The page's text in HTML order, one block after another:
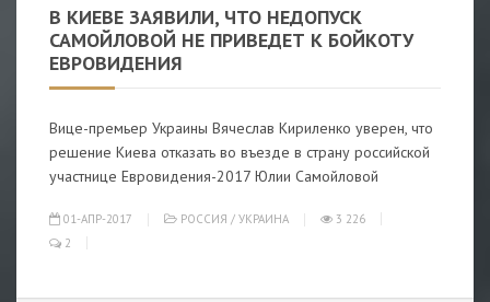
В КИЕВЕ ЗАЯВИЛИ, ЧТО НЕДОПУСК
САМОЙЛОВОЙ НЕ ПРИВЕДЕТ К БОЙКОТУ
ЕВРОВИДЕНИЯ
Вице-премьер Украины Вячеслав Кириленко уверен, что
решение Киева отказать во въезде в страну российской
участнице Евровидения-2017 Юлии Самойловой
01-АПР-2017 РОССИЯ / УКРАИНА
3 226
2